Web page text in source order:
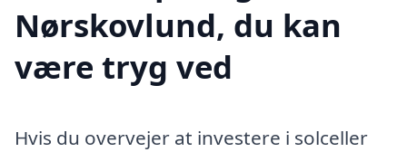
Nørskovlund, du kan
være tryg ved
Hvis du overvejer at investere i solceller